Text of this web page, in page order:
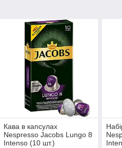
Кава в капсулах
Nespresso Jacobs Lungo 8
Intenso (10 шт.)